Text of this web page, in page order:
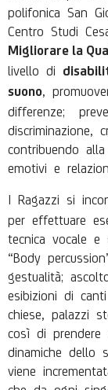
polifonica San
Centro Studi
Migliorare la
livello di
suono ,
differenze;
discriminazione,
contribuendo
emotivi e
I Ragazzi si
per effettuare
tecnica vocale e
“Body
gestualità;
esibizioni di
chiese, palazzi
così di prendere
dinamiche dello
viene